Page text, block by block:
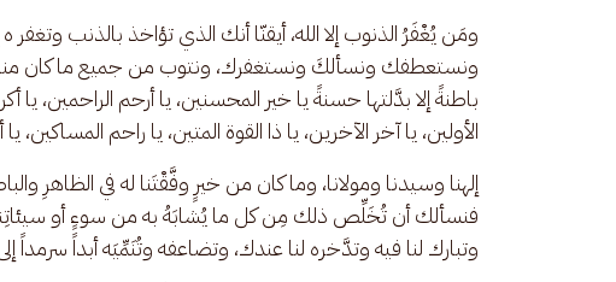
ومَن يُغْفَرُ الذنوب إلا الله، أيقنّا أنك الذي تؤاخذ بالذنب
ونستعطفك ونسألكَ ونستغفرك، ونتوب من جميع ما كان منا،
باطنةً إلا بدَّلتها حسنةً يا خير المحسنين، يا أرحم الراحمين، يا
الأولين، يا آخر الآخرين، يا ذا القوة المتين، يا راحم المساكين،
إلهنا وسيدنا ومولانا، وما كان من خيرٍ وفَّقْتَنا له في الظاهرِ
فنسألك أن تُخَلِّص ذلك مِن كل ما يُشابَهُ به من سوءٍ أو
وتبارك لنا فيه وتدَّخره لنا عندك، وتضاعفه وتُنَمِّيَه أبداً سرمداً